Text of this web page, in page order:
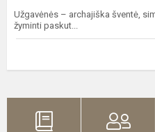
Užgavėnės – archajiška šventė,
žyminti paskut...